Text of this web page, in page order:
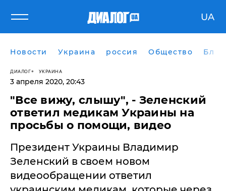
UA
Новости Украина россия Общество
ДИАЛОГ УКРАИНА
3 апреля 2020, 20:43
​"Все вижу, слышу", - Зеленский
ответил медикам Украины на
просьбы о помощи, видео
Президент Украины Владимир
Зеленский в своем новом
видеообращении ответил